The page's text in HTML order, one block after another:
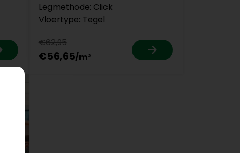
Legmethode: Click
Vloertype: Tegel
€62,95
€56,65